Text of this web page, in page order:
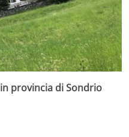
provincia di Sondrio